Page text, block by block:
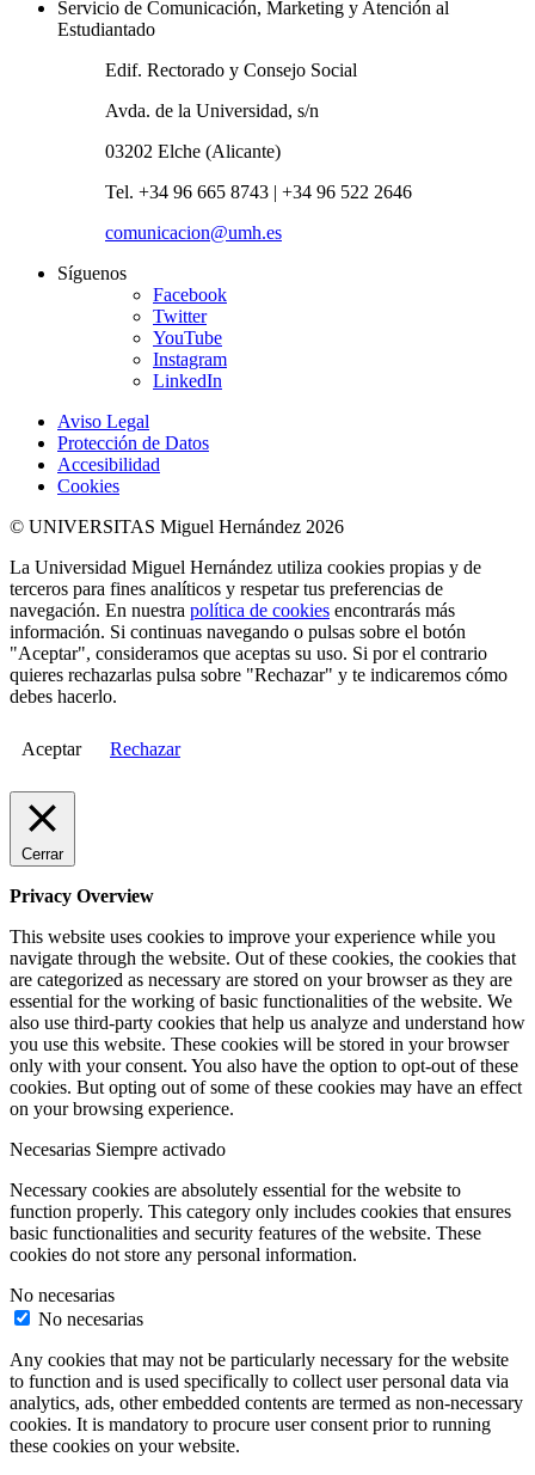
Servicio de Comunicación, Marketing y Atención al
Estudiantado
Edif. Rectorado y Consejo Social
Avda. de la Universidad, s/n
03202 Elche (Alicante)
Tel. +34 96 665 8743 | +34 96 522 2646
comunicacion@umh.es
Síguenos
Facebook
Twitter
YouTube
Instagram
LinkedIn
Aviso Legal
Protección de Datos
Accesibilidad
Cookies
© UNIVERSITAS Miguel Hernández 2026
La Universidad Miguel Hernández utiliza cookies propias y de
terceros para fines analíticos y respetar tus preferencias de
navegación. En nuestra política de cookies encontrarás más
información. Si continuas navegando o pulsas sobre el botón
"Aceptar", consideramos que aceptas su uso. Si por el contrario
quieres rechazarlas pulsa sobre "Rechazar" y te indicaremos cómo
debes hacerlo.
Aceptar Rechazar
Cerrar
Privacy Overview
This website uses cookies to improve your experience while you
navigate through the website. Out of these cookies, the cookies that
are categorized as necessary are stored on your browser as they are
essential for the working of basic functionalities of the website. We
also use third-party cookies that help us analyze and understand how
you use this website. These cookies will be stored in your browser
only with your consent. You also have the option to opt-out of these
cookies. But opting out of some of these cookies may have an effect
on your browsing experience.
Necesarias Siempre activado
Necessary cookies are absolutely essential for the website to
function properly. This category only includes cookies that ensures
basic functionalities and security features of the website. These
cookies do not store any personal information.
No necesarias
No necesarias
Any cookies that may not be particularly necessary for the website
to function and is used specifically to collect user personal data via
analytics, ads, other embedded contents are termed as non-necessary
cookies. It is mandatory to procure user consent prior to running
these cookies on your website.